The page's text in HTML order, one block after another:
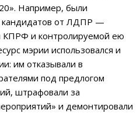
Например, были
от ЛДПР —
КПРФ и контролируемой ею
мэрии использовался и
им отказывали в
под предлогом
штрафовали за
и демонтировали